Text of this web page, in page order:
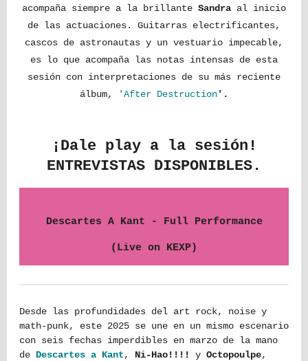
acompaña siempre a la brillante Sandra al inicio
de las actuaciones. Guitarras electrificantes,
cascos de astronautas y un vestuario impecable,
es lo que acompaña las notas intensas de esta
sesión con interpretaciones de su más reciente
álbum,
'After Destruction'.
¡Dale play a la sesión!
ENTREVISTAS DISPONIBLES.
Descartes A Kant - Full Performance
(Live on KEXP)
Desde las profundidades del art rock, noise y
math-punk, este 2025 se une en un mismo escenario
con seis fechas imperdibles en marzo de la mano
de Descartes a Kant, Ni-Hao!!!! y Octopoulpe,